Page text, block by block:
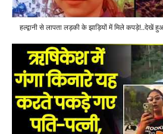
हल्द्वानी से लापता लड़की के झाड़ियों में मिले